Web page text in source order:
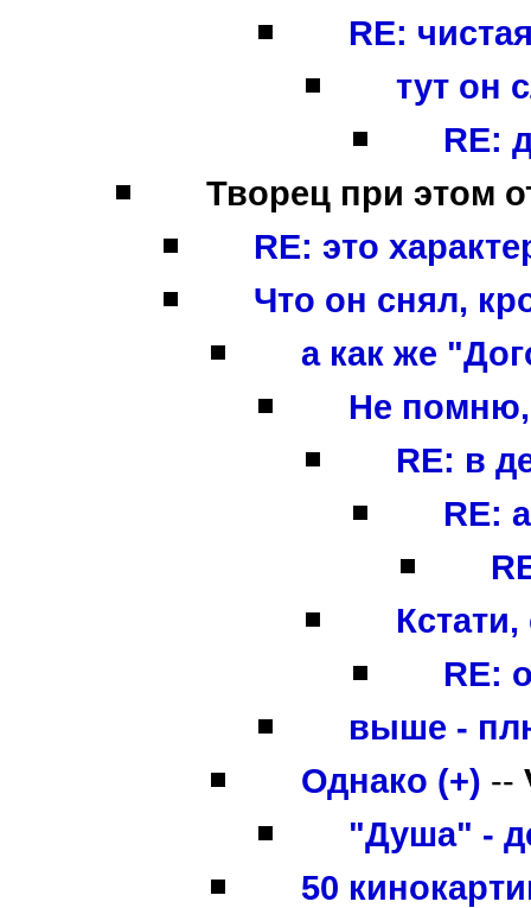
RE:
тут он
RE:
Творец при этом
RE: это
Что он снял,
а как же
Не помню,
RE: в
RE:
RE:
выше -
Однако (+) --
"Душа" -
50